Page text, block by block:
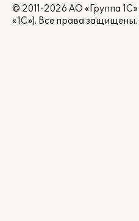
© 2011-2026 АО «Группа
«1С»). Все права защищены.